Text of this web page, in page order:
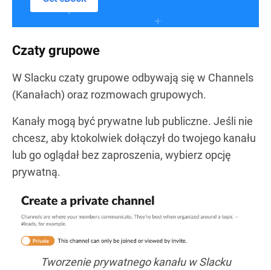
Czaty grupowe
W Slacku czaty grupowe odbywają się w Channels
(Kanałach) oraz rozmowach grupowych.
Kanały mogą być prywatne lub publiczne. Jeśli nie
chcesz, aby ktokolwiek dołączył do twojego kanału
lub go oglądał bez zaproszenia, wybierz opcję
prywatną.
Tworzenie prywatnego kanału w Slacku